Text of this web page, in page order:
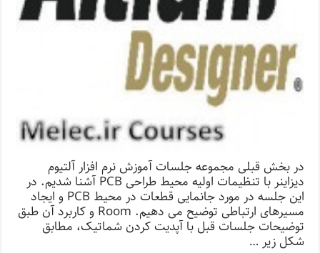
در بخش قبلی مجموعه جلسات آموزش نرم افزار آلتیوم
دیزاینر با تنظیمات اولیه محیط طراحی PCB آشنا شدیم. در
این جلسه در مورد جانمایی قطعات در محیط PCB و ایجاد
مسیرهای ارتباطی توضیح می دهیم. Room و کاربرد آن طبق
توضیحات جلسات قبل با آپدیت کردن شماتیک، مطابق
شکل زیر …